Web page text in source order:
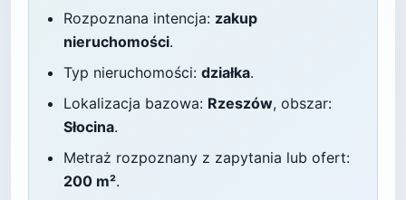
Rozpoznana intencja: zakup
nieruchomości.
Typ nieruchomości: działka.
Lokalizacja bazowa: Rzeszów, obszar:
Słocina.
Metraż rozpoznany z zapytania lub ofert:
200 m².